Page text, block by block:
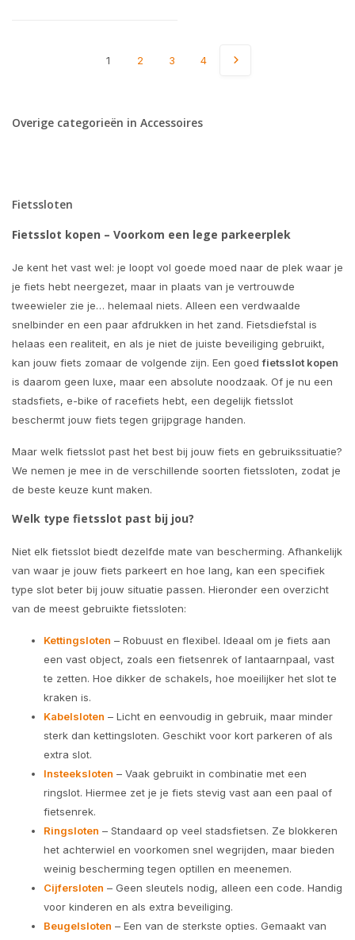
1 2 3 4
Overige categorieën in Accessoires
Fietssloten
Fietsslot kopen – Voorkom een lege parkeerplek
Je kent het vast wel: je loopt vol goede moed naar de plek waar je
je fiets hebt neergezet, maar in plaats van je vertrouwde
tweewieler zie je… helemaal niets. Alleen een verdwaalde
snelbinder en een paar afdrukken in het zand. Fietsdiefstal is
helaas een realiteit, en als je niet de juiste beveiliging gebruikt,
kan jouw fiets zomaar de volgende zijn. Een goedfietsslot kopen
is daarom geen luxe, maar een absolute noodzaak. Of je nu een
stadsfiets, e-bike of racefiets hebt, een degelijk fietsslot
beschermt jouw fiets tegen grijpgrage handen.
Maar welk fietsslot past het best bij jouw fiets en gebruikssituatie?
We nemen je mee in de verschillende soorten fietssloten, zodat je
de beste keuze kunt maken.
Welk type fietsslot past bij jou?
Niet elk fietsslot biedt dezelfde mate van bescherming. Afhankelijk
van waar je jouw fiets parkeert en hoe lang, kan een specifiek
type slot beter bij jouw situatie passen. Hieronder een overzicht
van de meest gebruikte fietssloten:
Kettingsloten – Robuust en flexibel. Ideaal om je fiets aan
een vast object, zoals een fietsenrek of lantaarnpaal, vast
te zetten. Hoe dikker de schakels, hoe moeilijker het slot te
kraken is.
Kabelsloten – Licht en eenvoudig in gebruik, maar minder
sterk dan kettingsloten. Geschikt voor kort parkeren of als
extra slot.
Insteeksloten – Vaak gebruikt in combinatie met een
ringslot. Hiermee zet je je fiets stevig vast aan een paal of
fietsenrek.
Ringsloten – Standaard op veel stadsfietsen. Ze blokkeren
het achterwiel en voorkomen snel wegrijden, maar bieden
weinig bescherming tegen optillen en meenemen.
Cijfersloten – Geen sleutels nodig, alleen een code. Handig
voor kinderen en als extra beveiliging.
Beugelsloten – Een van de sterkste opties. Gemaakt van